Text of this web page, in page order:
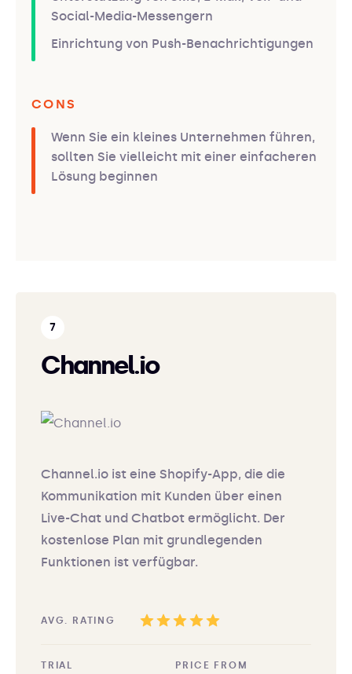
Social-Media-Messengern
Einrichtung von Push-Benachrichtigungen
CONS
Wenn Sie ein kleines Unternehmen führen,
sollten Sie vielleicht mit einer einfacheren
Lösung beginnen
Channel.io
Channel.io ist eine Shopify-App, die die
Kommunikation mit Kunden über einen
Live-Chat und Chatbot ermöglicht. Der
kostenlose Plan mit grundlegenden
Funktionen ist verfügbar.
AVG. RATING
TRIAL PRICE FROM